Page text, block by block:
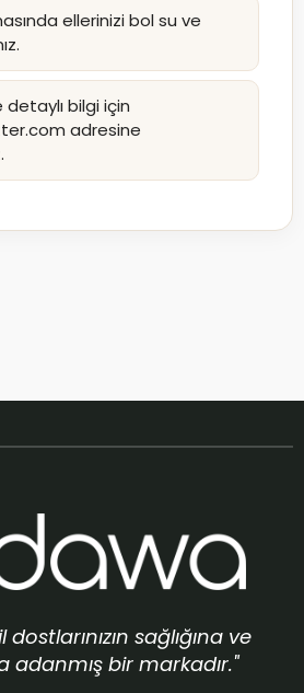
ellerinizi bol su ve
bilgi için
adresine
sağlığına ve
bir markadır."